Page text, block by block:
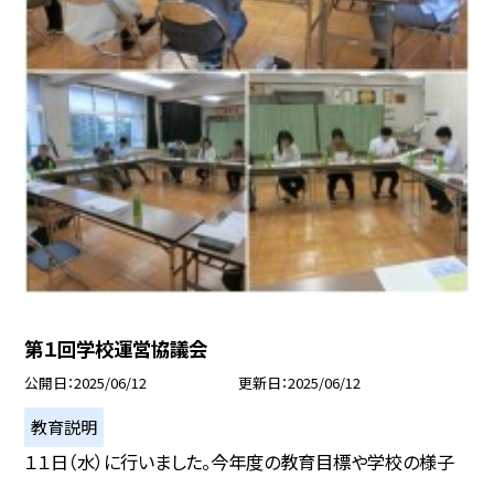
第１回学校運営協議会
公開日 2025/06/12 更新日 2025/06/12
教育説明
１１日（水）に行いました。今年度の教育目標や学校の様子